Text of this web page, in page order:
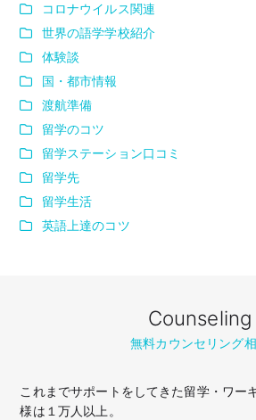
コロナウイルス関連
世界の語学学校紹介
体験談
国・都市情報
渡航準備
留学のコツ
留学ステーション口コミ
留学先
留学生活
英語上達のコツ
Counseling
無料カウンセリング
これまでサポートをしてきた留学・ワー
様は１万人以上。